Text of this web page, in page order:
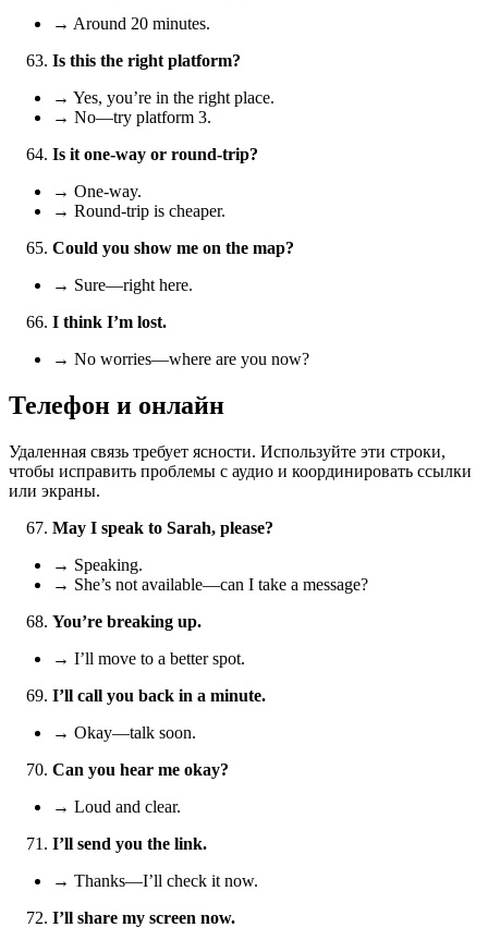
→ Around 20 minutes.
Is this the right platform?
→ Yes, you’re in the right place.
→ No—try platform 3.
Is it one-way or round-trip?
→ One-way.
→ Round‑trip is cheaper.
Could you show me on the map?
→ Sure—right here.
I think I’m lost.
→ No worries—where are you now?
Телефон и онлайн
Удаленная связь требует ясности. Используйте эти строки,
чтобы исправить проблемы с аудио и координировать ссылки
или экраны.
May I speak to Sarah, please?
→ Speaking.
→ She’s not available—can I take a message?
You’re breaking up.
→ I’ll move to a better spot.
I’ll call you back in a minute.
→ Okay—talk soon.
Can you hear me okay?
→ Loud and clear.
I’ll send you the link.
→ Thanks—I’ll check it now.
I’ll share my screen now.